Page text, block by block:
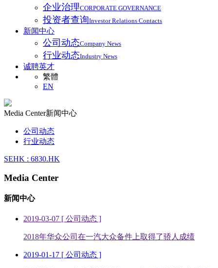
企业治理CORPORATE GOVERNANCE
投资者查询Investor Relations Contacts
新闻中心
公司动态Company News
行业动态Industry News
诚聘英才
繁體
EN
Media Center新闻中心
公司动态
行业动态
SEHK : 6830.HK
Media Center
新闻中心
2019-03-07 [ 公司动态 ]
2018年华众公司在一汽大众备件上取得了骄人成绩
2019-01-17 [ 公司动态 ]